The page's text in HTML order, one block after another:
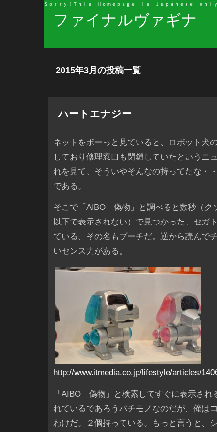
ファイナルヴァギナ
Ｓｏｒｒｙ！Ｔｈｉｓ Ｈｏｍｅｐａｇｅ ｉｓ Ｊａｐａｎｅｓｅ ｏｎｌ
2015年3月の投稿一覧
ハートエナジー
ネットをボーっと見ていると、ロボット犬
しており修理窓口も閉鎖していたというニ
れを見て、そういやそんなの持ってたな・
である。
そこで「AIBO 偽物」と調べると数秒（ク
以下で表示されない）で見つかった。セガ
ている、その名もプーチだ。逆から読んで
いセンス力がある。
http://www.itmedia.co.jp/lifestyle/articles/
「AIBO 偽物」と検索してすぐに表示され
れているであろうパチモノなのだが、俺は
わけだ。２個持っている。もっと言うと、